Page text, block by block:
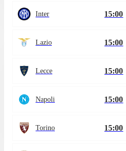
Inter 15:00
Lazio 15:00
Lecce 15:00
Napoli 15:00
Torino 15:00